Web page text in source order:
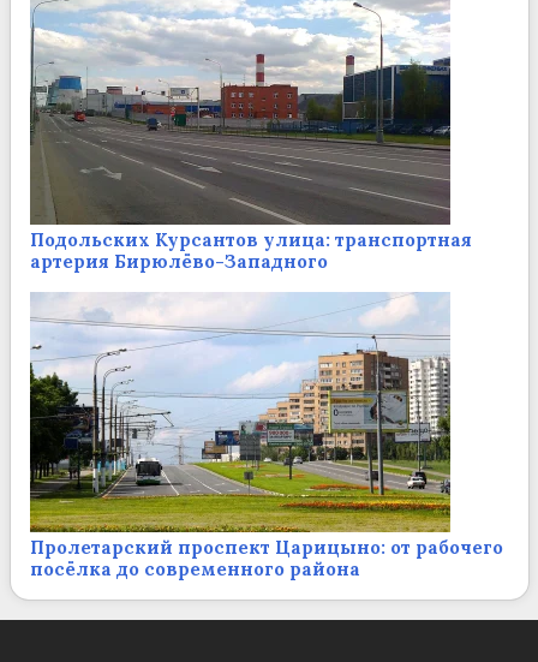
Подольских Курсантов улица: транспортная
артерия Бирюлёво-Западного
Пролетарский проспект Царицыно: от рабочего
посёлка до современного района